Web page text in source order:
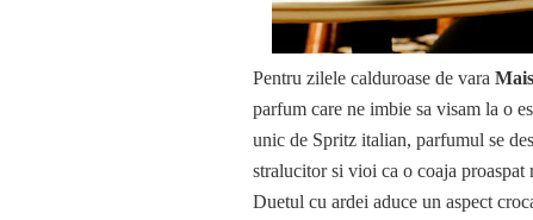
Pentru zilele calduroase de vara
parfum care ne imbie sa visam la o
unic de Spritz italian, parfumul se
stralucitor si vioi ca o coaja proaspat
Duetul cu ardei aduce un aspect